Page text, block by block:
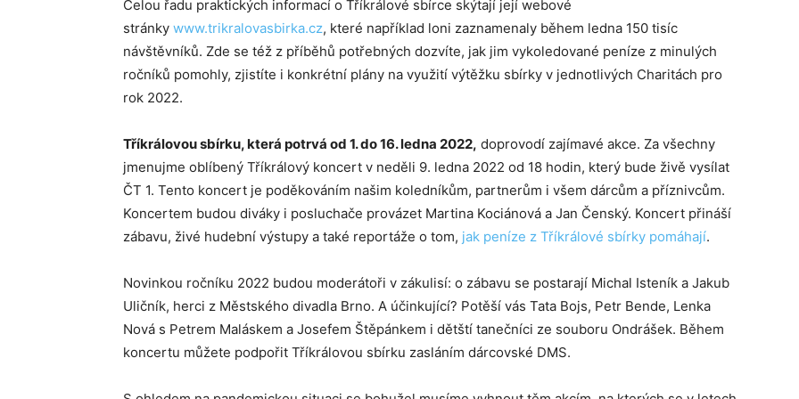
Celou řadu praktických informací o Tříkrálové sbírce skýtají její webové
stránky www.trikralovasbirka.cz, které například loni zaznamenaly během ledna 150 tisíc
návštěvníků. Zde se též z příběhů potřebných dozvíte, jak jim vykoledované peníze z minulých
ročníků pomohly, zjistíte i konkrétní plány na využití výtěžku sbírky v jednotlivých Charitách pro
rok 2022.
Tříkrálovou sbírku, která potrvá od 1. do 16. ledna 2022, doprovodí zajímavé akce. Za všechny
jmenujme oblíbený Tříkrálový koncert v neděli 9. ledna 2022 od 18 hodin, který bude živě vysílat
ČT 1. Tento koncert je poděkováním našim koledníkům, partnerům i všem dárcům a příznivcům.
Koncertem budou diváky i posluchače provázet Martina Kociánová a Jan Čenský. Koncert přináší
zábavu, živé hudební výstupy a také reportáže o tom, jak peníze z Tříkrálové sbírky pomáhají.
Novinkou ročníku 2022 budou moderátoři v zákulisí: o zábavu se postarají Michal Isteník a Jakub
Uličník, herci z Městského divadla Brno. A účinkující? Potěší vás Tata Bojs, Petr Bende, Lenka
Nová s Petrem Maláskem a Josefem Štěpánkem i dětští tanečníci ze souboru Ondrášek. Během
koncertu můžete podpořit Tříkrálovou sbírku zasláním dárcovské DMS.